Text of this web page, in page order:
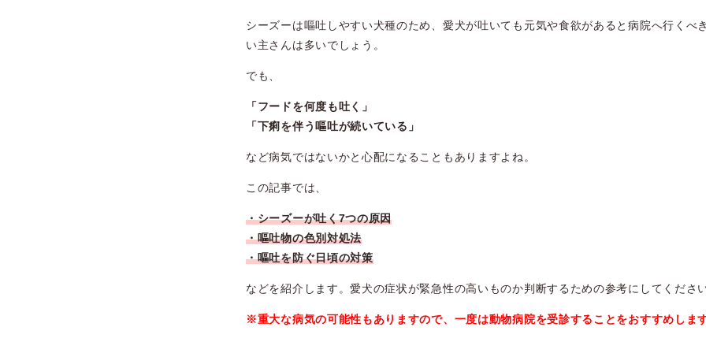
シーズーは嘔吐しやすい犬種のため、愛犬が吐いても元気や食欲があると病院へ行くべ
い主さんは多いでしょう。
でも、
「フードを何度も吐く」
「下痢を伴う嘔吐が続いている」
など病気ではないかと心配になることもありますよね。
この記事では、
・シーズーが吐く7つの原因
・嘔吐物の色別対処法
・嘔吐を防ぐ日頃の対策
などを紹介します。愛犬の症状が緊急性の高いものか判断するための参考にしてください
※重大な病気の可能性もありますので、一度は動物病院を受診することをおすすめします